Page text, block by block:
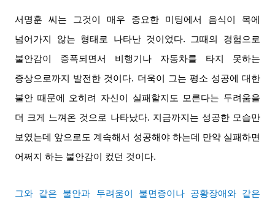
서명훈 씨는 그것이 매우 중요한 미팅에서 음식이 목에
넘어가지 않는 형태로 나타난 것이었다.
그때의 경험으로
불안감이 증폭되면서 비행기나 자동차를 타지 못하는
증상으로까지 발전한 것이다. 더욱이 그는 평소 성공에 대한
불안 때문에 오히려 자신이 실패할지도 모른다는 두려움을
더 크게 느껴온 것으로 나타났다. 지금까지는 성공한 모습만
보였는데 앞으로도 계속해서 성공해야 하는데 만약 실패하면
어쩌지 하는 불안감이 컸던 것이다.
그와 같은 불안과 두려움이 불면증이나 공황장애와 같은